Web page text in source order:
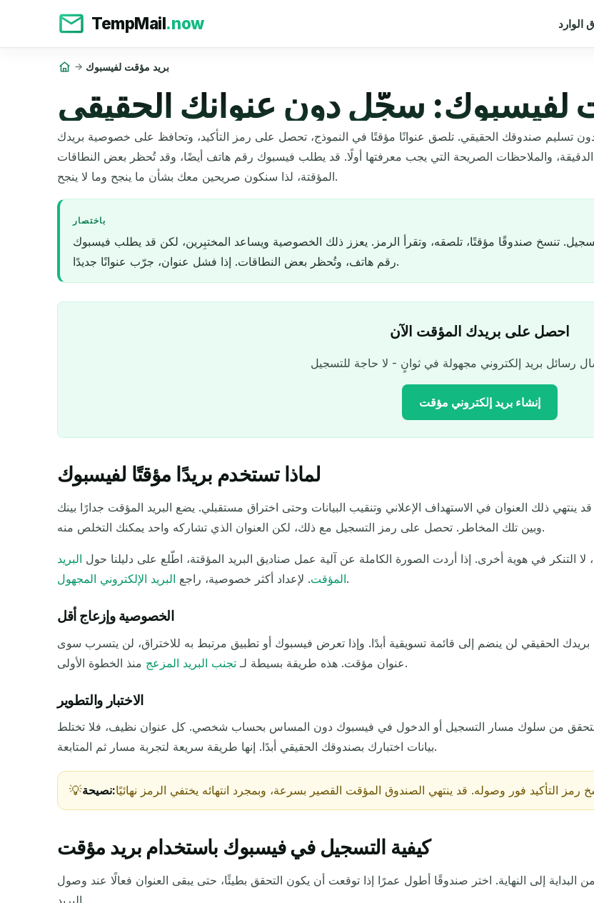
TempMail.now الوارد
بريد مؤقت لفيسبوك
لفيسبوك: سجّل دون عنوانك الحقيقي
دون تسليم صندوقك الحقيقي. تلصق عنوانًا مؤقتًا في النموذج، تحصل على رمز التأكيد، وتحافظ على خصوصية بريدك
والملاحظات الصريحة التي يجب معرفتها أولًا. قد يطلب فيسبوك رقم هاتف أيضًا، وقد تُحظر بعض النطاقات
المؤقتة، لذا سنكون صريحين معك بشأن ما ينجح وما لا ينجح.
باختصار
تنسخ صندوقًا مؤقتًا، تلصقه، وتقرأ الرمز. يعزز ذلك الخصوصية ويساعد المختبِرين، لكن قد يطلب فيسبوك
رقم هاتف، وتُحظر بعض النطاقات. إذا فشل عنوان، جرّب عنوانًا جديدًا.
احصل على بريدك المؤقت الآن
إنشاء بريد إلكتروني مؤقت
المرسل
لماذا تستخدم بريدًا مؤقتًا لفيسبوك
ذلك العنوان في الاستهداف الإعلاني وتنقيب البيانات وحتى اختراق مستقبلي. يضع البريد المؤقت جدارًا بينك
وبين تلك المخاطر. تحصل على رمز التسجيل مع ذلك، لكن العنوان الذي تشاركه واحد يمكنك التخلص منه.
في هوية أخرى. إذا أردت الصورة الكاملة عن آلية عمل صناديق البريد المؤقتة، اطّلع على دليلنا حول البريد
المؤقت. لإعداد أكثر خصوصية، راجع البريد الإلكتروني المجهول .
الخصوصية وإزعاج أقل
الحقيقي لن ينضم إلى قائمة تسويقية أبدًا. وإذا تعرض فيسبوك أو تطبيق مرتبط به للاختراق، لن يتسرب سوى
عنوان مؤقت. هذه طريقة بسيطة لـ تجنب البريد المزعج منذ الخطوة الأولى.
الاختبار والتطوير
التحقق من سلوك مسار التسجيل أو الدخول في فيسبوك دون المساس بحساب شخصي. كل عنوان نظيف، فلا تختلط
بيانات اختبارك بصندوقك الحقيقي أبدًا. إنها طريقة سريعة لتجربة مسار ثم المتابعة.
نصيحة:
كيفية التسجيل في فيسبوك باستخدام بريد مؤقت
البداية إلى النهاية. اختر صندوقًا أطول عمرًا إذا توقعت أن يكون التحقق بطيئًا، حتى يبقى العنوان فعالًا عند وصول
البريد.